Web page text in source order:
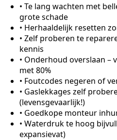
• Te lang wachten met
grote schade
• Herhaaldelijk resetten
• Zelf proberen te
kennis
• Onderhoud overslaan –
met 80%
• Foutcodes negeren of
• Gaslekkages zelf
(levensgevaarlijk!)
• Goedkope monteur
• Waterdruk te hoog
expansievat)